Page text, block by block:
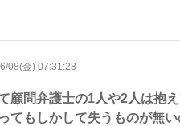
08(金) 07:31:28
顧問弁護士の1人や2人は抱
てもしかして失うものが無い